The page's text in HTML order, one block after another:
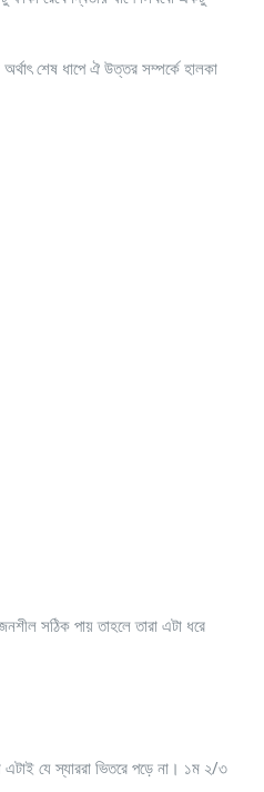
ঐ উত্তর সম্পর্কে হালকা
সঠিক পায় তাহলে তারা এটা ধরে
এটাই যে স্যাররা ভিতরে পড়ে না। ১ম ২/৩